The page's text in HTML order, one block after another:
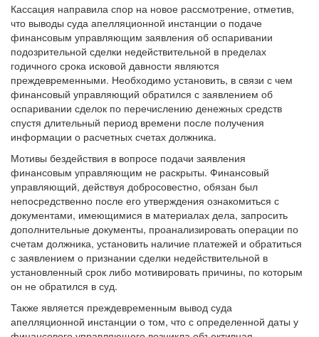
Кассация направила спор на новое рассмотрение, отметив,
что выводы суда апелляционной инстанции о подаче
финансовым управляющим заявления об оспаривании
подозрительной сделки недействительной в пределах
годичного срока исковой давности являются
преждевременными. Необходимо установить, в связи с чем
финансовый управляющий обратился с заявлением об
оспаривании сделок по перечислению денежных средств
спустя длительный период времени после получения
информации о расчетных счетах должника.
Мотивы бездействия в вопросе подачи заявления
финансовым управляющим не раскрыты. Финансовый
управляющий, действуя добросовестно, обязан был
непосредственно после его утверждения ознакомиться с
документами, имеющимися в материалах дела, запросить
дополнительные документы, проанализировать операции по
счетам должника, установить наличие платежей и обратиться
с заявлением о признании сделки недействительной в
установленный срок либо мотивировать причины, по которым
он не обратился в суд.
Также является преждевременным вывод суда
апелляционной инстанции о том, что с определенной даты у